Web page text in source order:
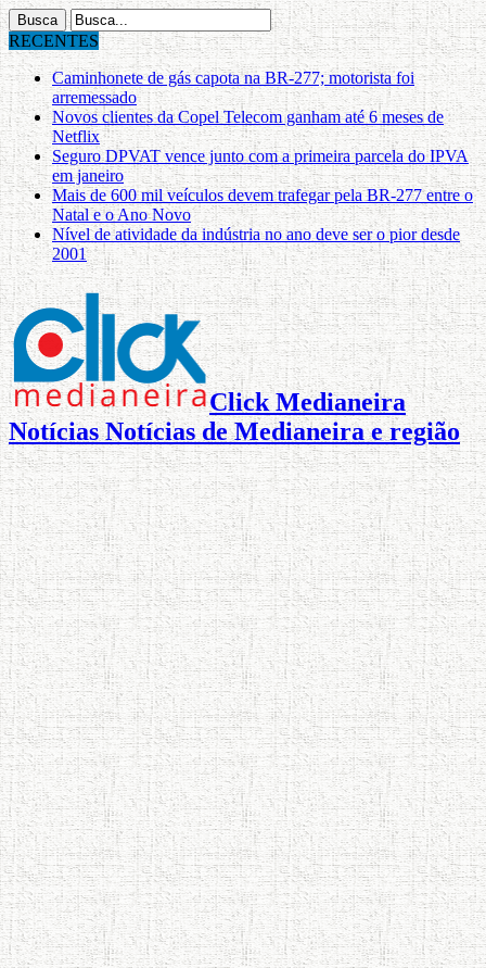
RECENTES
Caminhonete de gás capota na BR-277; motorista foi
arremessado
Novos clientes da Copel Telecom ganham até 6 meses de
Netflix
Seguro DPVAT vence junto com a primeira parcela do IPVA
em janeiro
Mais de 600 mil veículos devem trafegar pela BR-277 entre o
Natal e o Ano Novo
Nível de atividade da indústria no ano deve ser o pior desde
2001
Click Medianeira
Notícias Notícias de Medianeira e região